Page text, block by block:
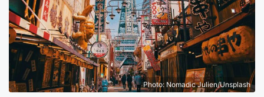
Photo: Nomadic Julien/Unsplash